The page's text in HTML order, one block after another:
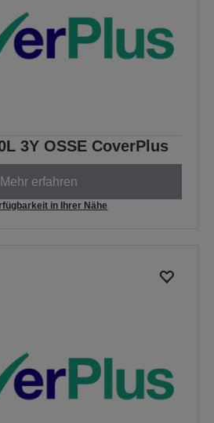
3Y OSSE CoverPlus
Mehr erfahren
in Ihrer Nähe